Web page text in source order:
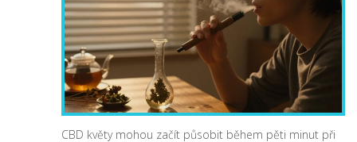
CBD květy mohou začít působit během pěti minut při